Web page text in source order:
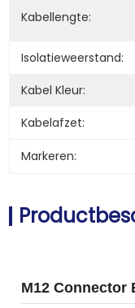
Kabellengte:
Isolatieweerstand:
Kabel Kleur:
Kabelafzet:
Markeren:
M12 Connector